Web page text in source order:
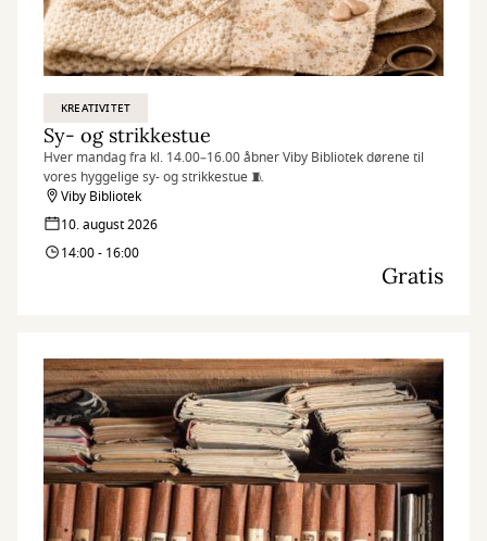
KREATIVITET
Sy- og strikkestue
Hver mandag fra kl. 14.00–16.00 åbner Viby Bibliotek dørene til
vores hyggelige sy- og strikkestue 🧵
Viby Bibliotek
10. august 2026
14:00 - 16:00
Gratis